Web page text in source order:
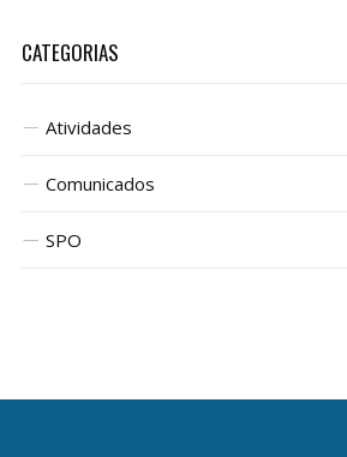
CATEGORIAS
Atividades
Comunicados
SPO